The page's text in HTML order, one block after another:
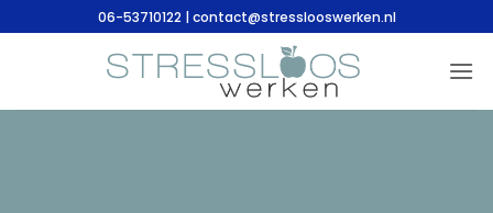
naar
06-53710122 | contact@stresslooswerken.nl